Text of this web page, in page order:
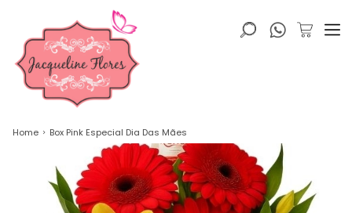
Home Box Pink Especial Dia Das Mães